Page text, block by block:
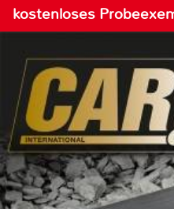
kostenloses